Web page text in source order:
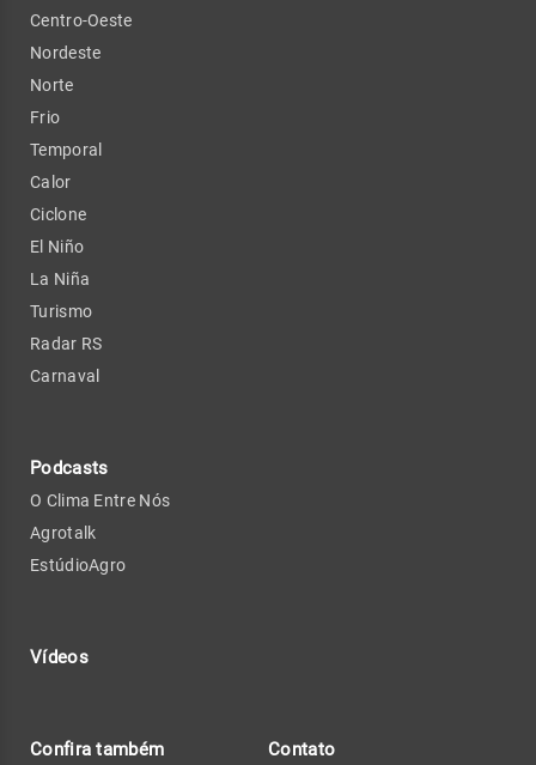
Centro-Oeste
Nordeste
Norte
Frio
Temporal
Calor
Ciclone
El Niño
La Niña
Turismo
Radar RS
Carnaval
Podcasts
O Clima Entre Nós
Agrotalk
EstúdioAgro
Vídeos
Confira também Contato